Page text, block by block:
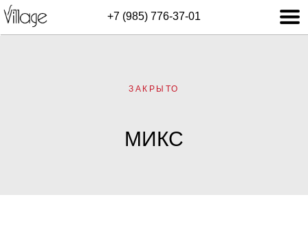
+7 (985) 776-37-01
ЗАКРЫТО
МИКС